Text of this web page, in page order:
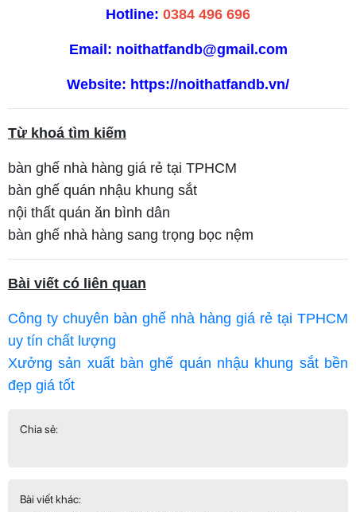
Hotline: 0384 496 696
Email: noithatfandb@gmail.com
Website: https://noithatfandb.vn/
Từ khoá tìm kiếm
bàn ghế nhà hàng giá rẻ tại TPHCM
bàn ghế quán nhậu khung sắt
nội thất quán ăn bình dân
bàn ghế nhà hàng sang trọng bọc nệm
Bài viết có liên quan
Công ty chuyên bàn ghế nhà hàng giá rẻ tại TPHCM
uy tín chất lượng
Xưởng sản xuất bàn ghế quán nhậu khung sắt bền
đẹp giá tốt
Chia sẻ:
Bài viết khác: